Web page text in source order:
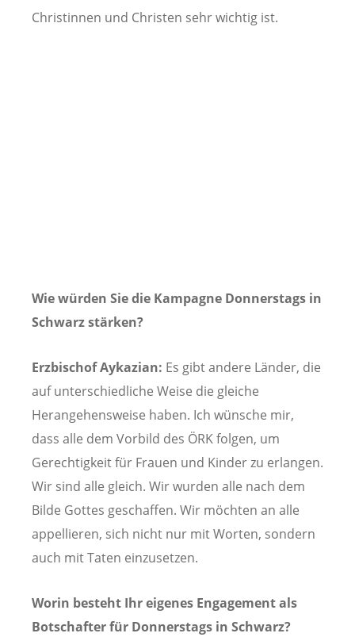
Christinnen und Christen sehr wichtig ist.
Wie würden Sie die Kampagne Donnerstags in
Schwarz stärken?
Erzbischof Aykazian: Es gibt andere Länder, die
auf unterschiedliche Weise die gleiche
Herangehensweise haben. Ich wünsche mir,
dass alle dem Vorbild des ÖRK folgen, um
Gerechtigkeit für Frauen und Kinder zu erlangen.
Wir sind alle gleich. Wir wurden alle nach dem
Bilde Gottes geschaffen. Wir möchten an alle
appellieren, sich nicht nur mit Worten, sondern
auch mit Taten einzusetzen.
Worin besteht Ihr eigenes Engagement als
Botschafter für Donnerstags in Schwarz?